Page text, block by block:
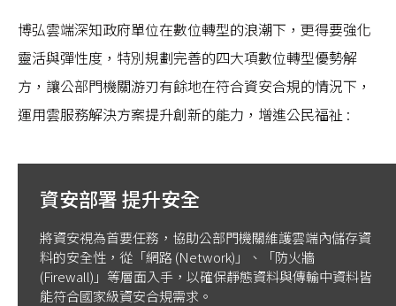
博弘雲端深知政府單位在數位轉型的浪潮下，更得要強化
靈活與彈性度，特別規劃完善的四大項數位轉型優勢解
方，讓公部門機關游刃有餘地在符合資安合規的情況下，
運用雲服務解決方案提升創新的能力，增進公民福祉 :
資安部署 提升安全
將資安視為首要任務，協助公部門機關維護雲端內儲存資
料的安全性，從「網路 (Network)」、「防火牆
(Firewall)」等層面入手，以確保靜態資料與傳輸中資料皆
能符合國家級資安合規需求。